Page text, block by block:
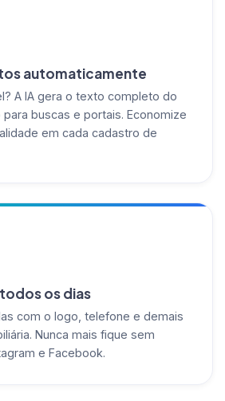
automaticamente
A IA gera o texto completo do
buscas e portais. Economize
em cada cadastro de
os dias
com o logo, telefone e demais
Nunca mais fique sem
e Facebook.